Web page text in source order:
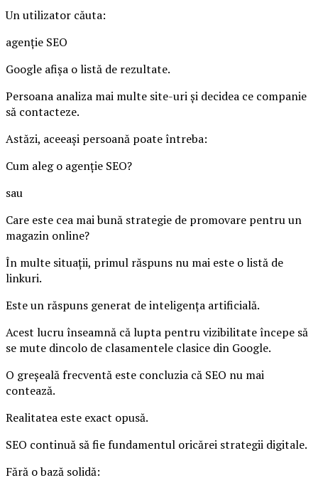
Un utilizator căuta:
agenție SEO
Google afișa o listă de rezultate.
Persoana analiza mai multe site-uri și decidea ce companie
să contacteze.
Astăzi, aceeași persoană poate întreba:
Cum aleg o agenție SEO?
sau
Care este cea mai bună strategie de promovare pentru un
magazin online?
În multe situații, primul răspuns nu mai este o listă de
linkuri.
Este un răspuns generat de inteligența artificială.
Acest lucru înseamnă că lupta pentru vizibilitate începe să
se mute dincolo de clasamentele clasice din Google.
O greșeală frecventă este concluzia că SEO nu mai
contează.
Realitatea este exact opusă.
SEO continuă să fie fundamentul oricărei strategii digitale.
Fără o bază solidă: